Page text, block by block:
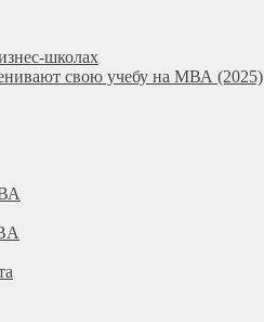
школах
свою учебу на МВА (2025)